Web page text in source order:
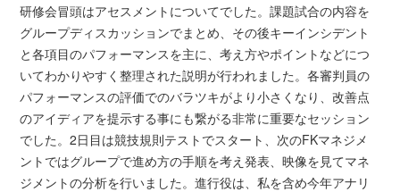
研修会冒頭はアセスメントについてでした。課題試合の内容を
グループディスカッションでまとめ、その後キーインシデント
と各項目のパフォーマンスを主に、考え方やポイントなどにつ
いてわかりやすく整理された説明が行われました。各審判員の
パフォーマンスの評価でのバラツキがより小さくなり、改善点
のアイディアを提示する事にも繋がる非常に重要なセッション
でした。2日目は競技規則テストでスタート、次のFKマネジメ
ントではグループで進め方の手順を考え発表、映像を見てマネ
ジメントの分析を行いました。進行役は、私を含め今年アナリ